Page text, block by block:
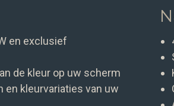
en exclusief
de kleur op uw scherm
en kleurvariaties van uw